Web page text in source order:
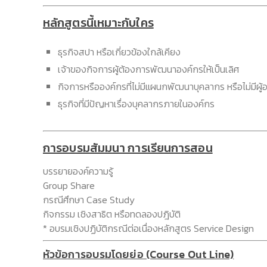
หลักสูตรนี้เหมาะกับใคร
ธุรกิจสปา หรือเกี่ยวข้องใกล้เคียง
เจ้าของกิจการผู้ต้องการพัฒนาองค์กรให้เป็นเลิศ
กิจการหรือองค์กรที่ไม่มีแผนกพัฒนาบุคลากร หรือไม่มีผู้
ธุรกิจที่มีปัญหาเรื่องบุคลากรภายในองค์กร
การอบรมสัมมนา การเรียนการสอน
บรรยายองค์ความรู้
Group Share
กรณีศึกษา Case Study
กิจกรรม เชิงสาธิต หรือทดลองปฎิบัติ
* อบรมเชิงปฏิบัติกรณีต่อเนื่องหลักสูตร Service Design
หัวข้อการอบรมโดยย่อ (Course Out Line)